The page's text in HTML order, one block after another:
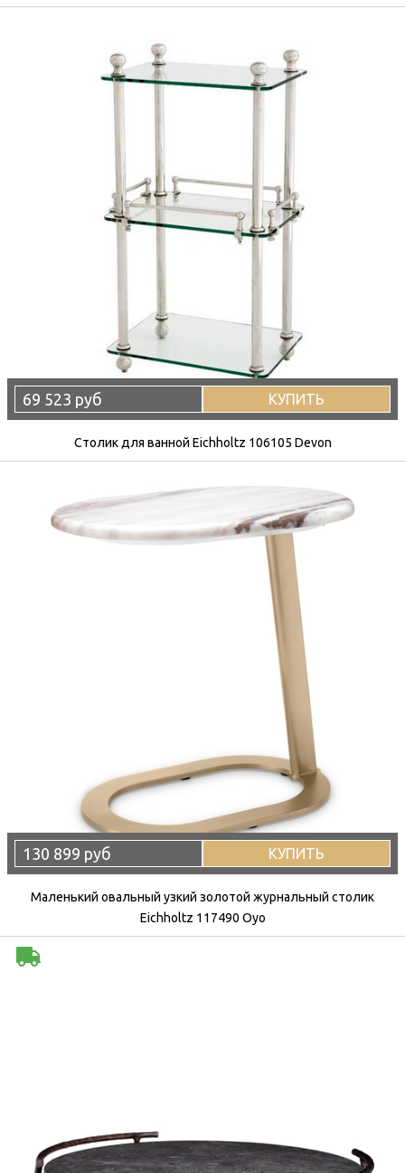
69 523 руб КУПИТЬ
Столик для ванной Eichholtz 106105 Devon
130 899 руб КУПИТЬ
Маленький овальный узкий золотой журнальный столик
Eichholtz 117490 Oyo